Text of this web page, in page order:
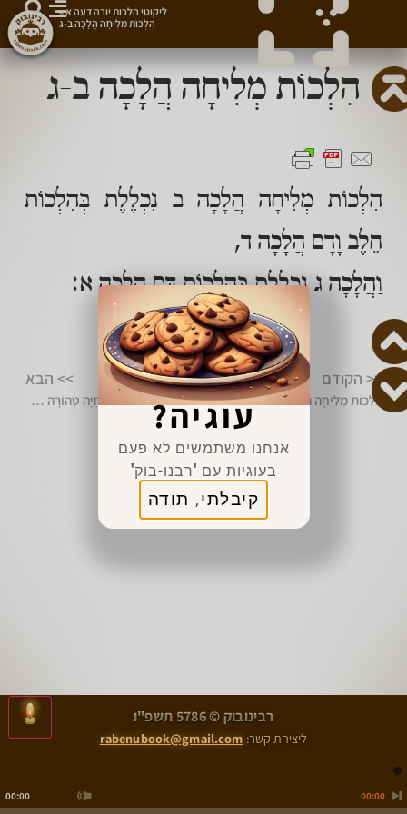
הִלְכוֹת מְלִיחָה הֲלָכָה ב-ג
הִלְכוֹת מְלִיחָה הֲלָכָה ב נִכְלֶלֶת בְּהִלְכוֹת
חֵלֶב וָדָם הֲלָכָה ד,
וַהֲלָכָה ג נִכְלֶלֶת בְּהִלְכוֹת דָּם הֲלָכָה א:
מצווה לשתף 👈
<< הקודם
הִלְכוֹת מְלִיחָה הֲלָכָה א
>> הבא
הִלְכוֹת סִימָנֵי בְּהֵמָה וְחַיָּה טְהוֹרָה הֲלָכָה א
ליקוטי הלכות יורה דעה א»
הִלְכוֹת מְלִיחָה הֲלָכָה ב-ג
>
הִלְכוֹת סִימָנֵי בְּהֵמָה וְחַיָּה טְהוֹרָה הֲלָכָה א
00:00
00:00
רבינובוק © 5786 תשפ"ו
ליצירת קשר: rabenubook@gmail.com
עוגיה?
אנחנו משתמשים לא פעם
בעוגיות עם 'רבנו-בוק'
קיבלתי, תודה